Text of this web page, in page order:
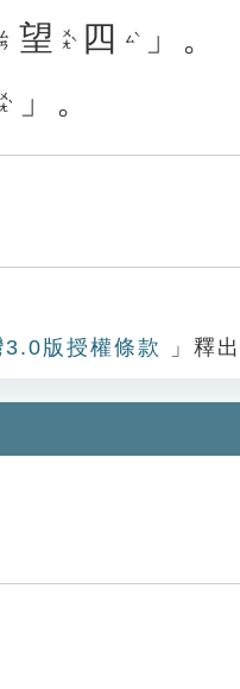
ㄙㄢ 望 ㄨㄤˋ 四 ㄙˋ
」。
ㄨㄤˋ 」。
版授權條款 」釋出